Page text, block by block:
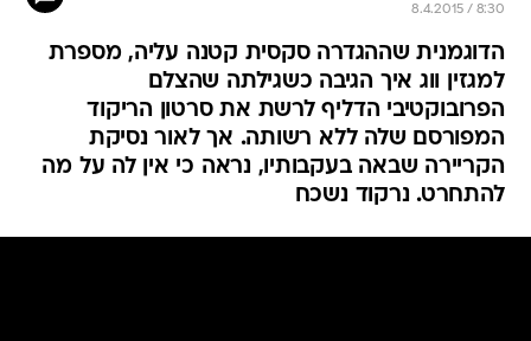
8.4.2015 / 8:30
הדוגמנית שההגדרה סקסית קטנה עליה, מספרת
למגזין ווג איך הגיבה כשגילתה שהצלם
הפרובוקטיבי הדליף לרשת את סרטון הריקוד
המפורסם שלה ללא רשותה. אך לאור נסיקת
הקריירה שבאה בעקבותיו, נראה כי אין לה על מה
להתחרט. נרקוד נשכח